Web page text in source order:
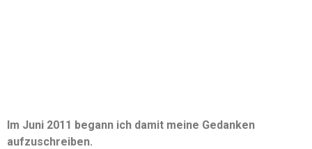
Im Juni 2011 begann ich damit meine Gedanken
aufzuschreiben.